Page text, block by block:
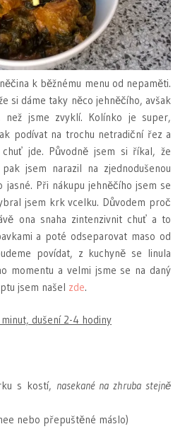
k běžnému menu od nepaměti.
si dáme taky něco jehněčího, avšak
než jsme zvyklí. Kolínko je super,
podívat na trochu netradiční řez a
jde. Původně jsem si říkal, že
jsem narazil na zjednodušenou
Při nákupu jehněčího jsem se
jsem krk vcelku. Důvodem proč
ona snaha zintenzivnit chuť a to
a poté odseparovat maso od
povídat, z kuchyně se linula
momentu a velmi jsme se na daný
jsem našel zde.
dušení 2-4 hodiny
s kostí, nasekané na zhruba stejně
nebo přepuštěné máslo)